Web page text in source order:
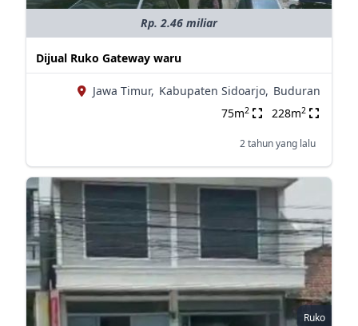
Rp. 2.46 miliar
Dijual Ruko Gateway waru
Jawa Timur, Kabupaten Sidoarjo, Buduran
75m2 228m2
2 tahun yang lalu
Ruko